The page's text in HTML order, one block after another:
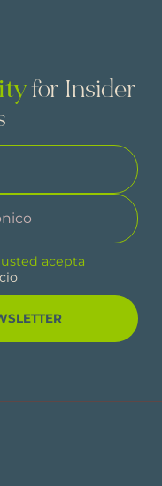
for Insider
acepta